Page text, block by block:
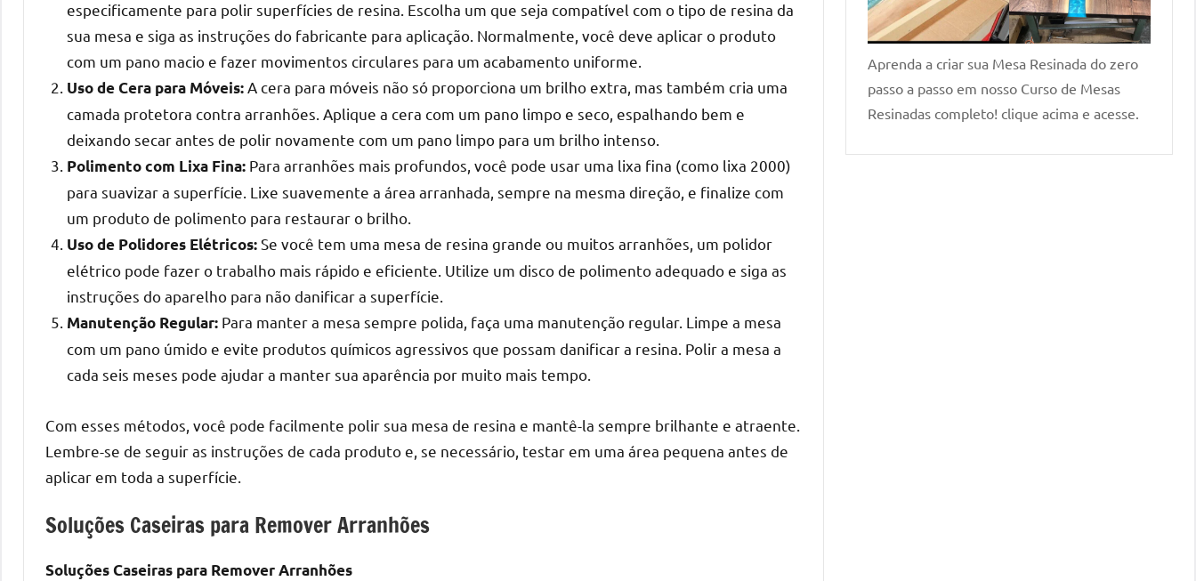
transformar
seu
ambiente
com
peças
únicas.
Nosso
conteúdo
é
focado
em
apresentar
as
e
tendências
criar
mesa
de
qualidade,
especificamente para polir superfícies de resina. Escolha um que seja compatível com o tipo de resina da
sua mesa e siga as instruções do fabricante para aplicação. Normalmente, você deve aplicar o produto
com um pano macio e fazer movimentos circulares para um acabamento uniforme.
Uso de Cera para Móveis: A cera para móveis não só proporciona um brilho extra, mas também cria uma
camada protetora contra arranhões. Aplique a cera com um pano limpo e seco, espalhando bem e
deixando secar antes de polir novamente com um pano limpo para um brilho intenso.
Polimento com Lixa Fina: Para arranhões mais profundos, você pode usar uma lixa fina (como lixa 2000)
para suavizar a superfície. Lixe suavemente a área arranhada, sempre na mesma direção, e finalize com
um produto de polimento para restaurar o brilho.
Uso de Polidores Elétricos:Se você tem uma mesa de resina grande ou muitos arranhões, um polidor
elétrico pode fazer o trabalho mais rápido e eficiente. Utilize um disco de polimento adequado e siga as
instruções do aparelho para não danificar a superfície.
Manutenção Regular: Para manter a mesa sempre polida, faça uma manutenção regular. Limpe a mesa
com um pano úmido e evite produtos químicos agressivos que possam danificar a resina. Polir a mesa a
cada seis meses pode ajudar a manter sua aparência por muito mais tempo.
Com esses métodos, você pode facilmente polir sua mesa de resina e mantê-la sempre brilhante e atraente.
Lembre-se de seguir as instruções de cada produto e, se necessário, testar em uma área pequena antes de
aplicar em toda a superfície.
Soluções Caseiras para Remover Arranhões
Soluções Caseiras para Remover Arranhões
Aprenda a criar sua Mesa Resinada do zero
passo a passo em nosso Curso de Mesas
Resinadas completo! clique acima e acesse.